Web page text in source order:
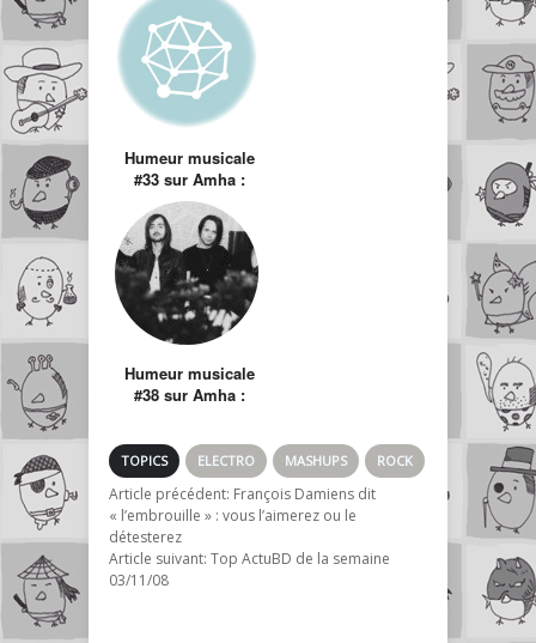
Humeur musicale
#33 sur Amha :
Ronald Jenkees
Humeur musicale
#38 sur Amha :
TOPICS ELECTRO MASHUPS ROCK
Article précédent: François Damiens dit
« l’embrouille » : vous l’aimerez ou le
détesterez
Article suivant: Top ActuBD de la semaine
03/11/08